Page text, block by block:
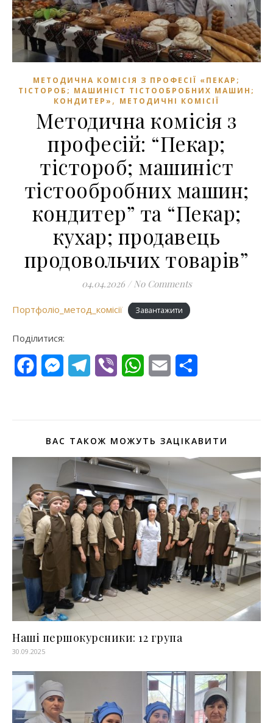
МЕТОДИЧНА КОМІСІЯ З ПРОФЕСІЇ «ПЕКАР;
ТІСТОРОБ; МАШИНІСТ ТІСТООБРОБНИХ МАШИН;
КОНДИТЕР» , МЕТОДИЧНІ КОМІСІЇ
Методична комісія з
професій: “Пекар;
тістороб; машиніст
тістообробних машин;
кондитер” та “Пекар;
кухар; продавець
продовольчих товарів”
04.04.2026 / No Comments
Портфоліо_метод_комісії Завантажити
Поділитися:
FacebookMessengerTelegram
Viber WhatsApp
Email
ВАС ТАКОЖ МОЖУТЬ ЗАЦІКАВИТИ
Наші першокурсники: 12 група
30.09.2025